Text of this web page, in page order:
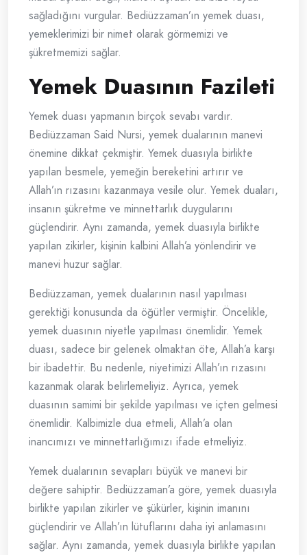
sağladığını vurgular. Bediüzzaman’ın yemek duası,
yemeklerimizi bir nimet olarak görmemizi ve
şükretmemizi sağlar.
Yemek Duasının Fazileti
Yemek duası yapmanın birçok sevabı vardır.
Bediüzzaman Said Nursi, yemek dualarının manevi
önemine dikkat çekmiştir. Yemek duasıyla birlikte
yapılan besmele, yemeğin bereketini artırır ve
Allah’ın rızasını kazanmaya vesile olur. Yemek duaları,
insanın şükretme ve minnettarlık duygularını
güçlendirir. Aynı zamanda, yemek duasıyla birlikte
yapılan zikirler, kişinin kalbini Allah’a yönlendirir ve
manevi huzur sağlar.
Bediüzzaman, yemek dualarının nasıl yapılması
gerektiği konusunda da öğütler vermiştir. Öncelikle,
yemek duasının niyetle yapılması önemlidir. Yemek
duası, sadece bir gelenek olmaktan öte, Allah’a karşı
bir ibadettir. Bu nedenle, niyetimizi Allah’ın rızasını
kazanmak olarak belirlemeliyiz. Ayrıca, yemek
duasının samimi bir şekilde yapılması ve içten gelmesi
önemlidir. Kalbimizle dua etmeli, Allah’a olan
inancımızı ve minnettarlığımızı ifade etmeliyiz.
Yemek dualarının sevapları büyük ve manevi bir
değere sahiptir. Bediüzzaman’a göre, yemek duasıyla
birlikte yapılan zikirler ve şükürler, kişinin imanını
güçlendirir ve Allah’ın lütuflarını daha iyi anlamasını
sağlar. Aynı zamanda, yemek duasıyla birlikte yapılan